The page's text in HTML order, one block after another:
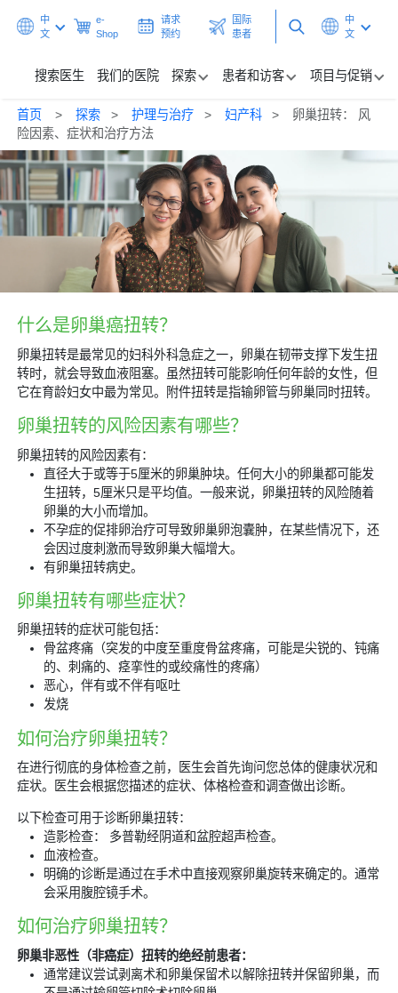
中
文
e-
Shop
请求
预约
国际
患者
中
文
搜索医生 我们的医院 探索 患者和访客 项目与促销
搜索医生
我们的医院
探索
项目与促销
保健中心
请求预约 国际患者
首页 探索 护理与治疗 妇产科
卵巢扭转： 风
险因素、症状和治疗方法
什么是卵巢癌扭转？
卵巢扭转是最常见的妇科外科急症之一，卵巢在韧带支撑下发生扭
转时，就会导致血液阻塞。虽然扭转可能影响任何年龄的女性，但
它在育龄妇女中最为常见。附件扭转是指输卵管与卵巢同时扭转。
卵巢扭转的风险因素有哪些？
卵巢扭转的风险因素有：
直径大于或等于5厘米的卵巢肿块。任何大小的卵巢都可能发
生扭转，5厘米只是平均值。一般来说，卵巢扭转的风险随着
卵巢的大小而增加。
不孕症的促排卵治疗可导致卵巢卵泡囊肿，在某些情况下，还
会因过度刺激而导致卵巢大幅增大。
有卵巢扭转病史。
卵巢扭转有哪些症状？
卵巢扭转的症状可能包括：
骨盆疼痛（突发的中度至重度骨盆疼痛，可能是尖锐的、钝痛
的、刺痛的、痉挛性的或绞痛性的疼痛）
恶心，伴有或不伴有呕吐
发烧
如何治疗卵巢扭转？
在进行彻底的身体检查之前，医生会首先询问您总体的健康状况和
症状。医生会根据您描述的症状、体格检查和调查做出诊断。
以下检查可用于诊断卵巢扭转：
造影检查： 多普勒经阴道和盆腔超声检查。
血液检查。
明确的诊断是通过在手术中直接观察卵巢旋转来确定的。通常
会采用腹腔镜手术。
如何治疗卵巢扭转？
卵巢非恶性（非癌症）扭转的绝经前患者：
通常建议尝试剥离术和卵巢保留术以解除扭转并保留卵巢，而